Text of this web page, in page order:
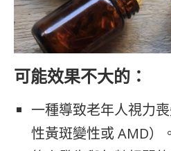
可能效果不大的：
一種導致老年人視力
性黃斑變性或 AMD）